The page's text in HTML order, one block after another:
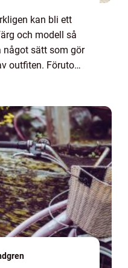
kan bli ett
och modell så
något sätt som gör
outfiten. Förutom